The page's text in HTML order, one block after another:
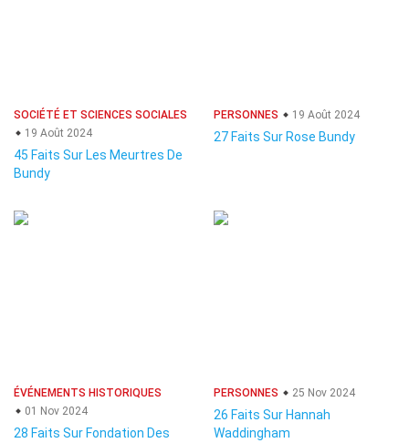
SOCIÉTÉ ET SCIENCES SOCIALES
19 Août 2024
45 Faits Sur Les Meurtres De
Bundy
PERSONNES 19 Août 2024
27 Faits Sur Rose Bundy
ÉVÉNEMENTS HISTORIQUES
01 Nov 2024
28 Faits Sur Fondation Des
PERSONNES 25 Nov 2024
26 Faits Sur Hannah
Waddingham